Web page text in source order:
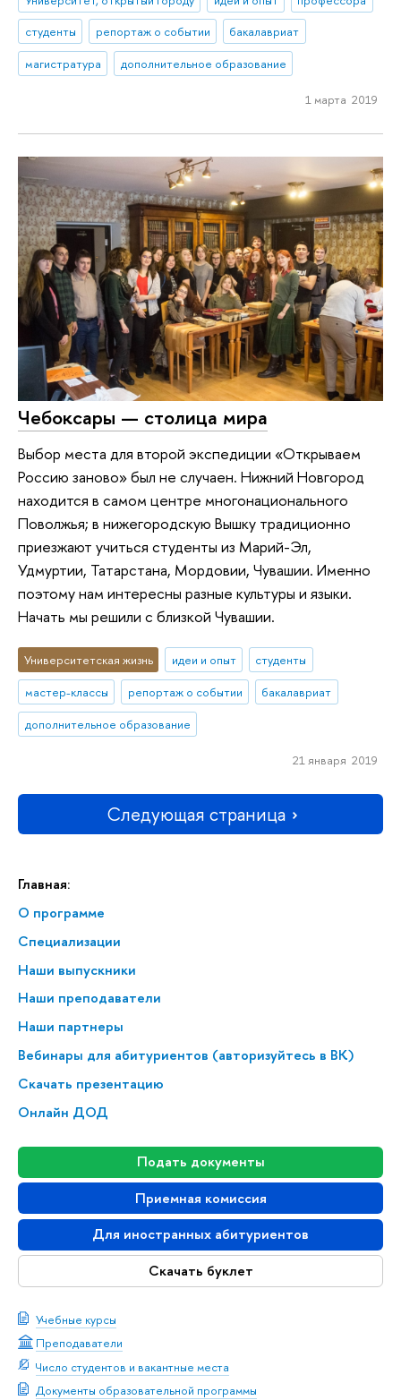
Главная:
О программе
Специализации
Наши выпускники
Наши преподаватели
Наши партнеры
Вебинары для абитуриентов (авторизуйтесь в ВК)
Скачать презентацию
Онлайн ДОД
Подать документы
Приемная комиссия
Для иностранных абитуриентов
Скачать буклет
Учебные курсы
Преподаватели
Число студентов и вакантные места
Документы образовательной программы
студенты
репортаж о событии
бакалавриат
магистратура
дополнительное образование
1 марта 2019
Чебоксары — столица мира
Выбор места для второй экспедиции «Открываем
Россию заново» был не случаен. Нижний Новгород
находится в самом центре многонационального
Поволжья; в нижегородскую Вышку традиционно
приезжают учиться студенты из Марий-Эл,
Удмуртии, Татарстана, Мордовии, Чувашии. Именно
поэтому нам интересны разные культуры и языки.
Начать мы решили с близкой Чувашии.
Университетская жизнь идеи и опыт
студенты
мастер-классы
репортаж о событии
бакалавриат
дополнительное образование
21 января 2019
Следующая страница